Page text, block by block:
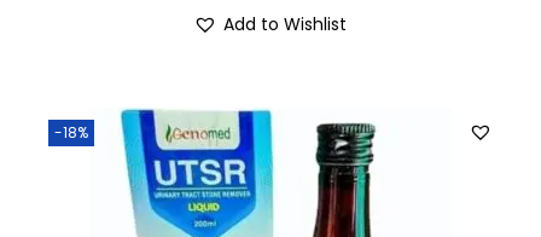
Add to Wishlist
-18%